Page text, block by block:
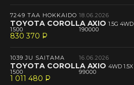
7249 TAA HOKKAIDO 18.06.2026
TOYOTA COROLLA AXIO 1.5G 4WD
1500 190000
830 370 P
--
1039 JU SAITAMA 16.06.2026
TOYOTA COROLLA AXIO 4WD 1.5X
1500 99000
1 011 480 P
--